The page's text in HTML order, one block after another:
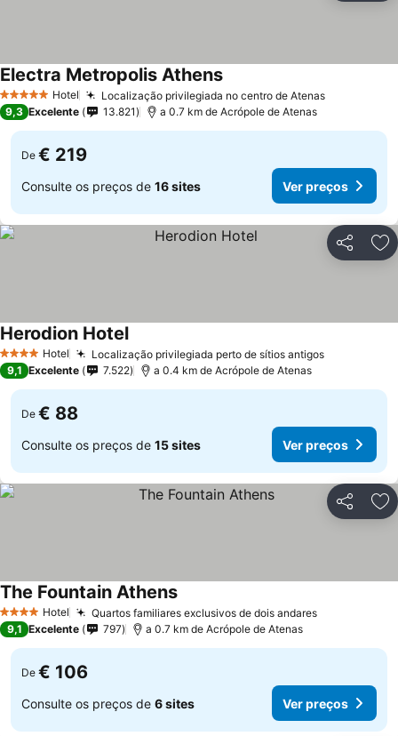
5 Estrelas Hotel Localização privilegiada no centro de Atenas
Electra Metropolis Athens
9,3 Excelente 13.821 a 0.7 km de Acrópole de Atenas
De € 219
Consulte os preços de 16 sites Ver preços
Partilhar
4 EstrelasHotel Localização privilegiada perto de sítios antigos
Herodion Hotel
9,1 Excelente 7.522 a 0.4 km de Acrópole de Atenas
De € 88
Consulte os preços de 15 sites Ver preços
Partilhar
4 EstrelasHotel Quartos familiares exclusivos de dois andares
The Fountain Athens
9,1 Excelente 797 a 0.7 km de Acrópole de Atenas
De € 106
Consulte os preços de 6 sites Ver preços